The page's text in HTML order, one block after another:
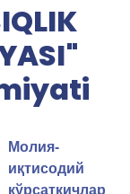
Молия-
иқтисодий
кўрсаткичлар